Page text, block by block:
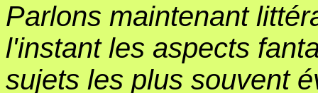
Parlons maintenant
l'instant les aspects
sujets les plus souvent